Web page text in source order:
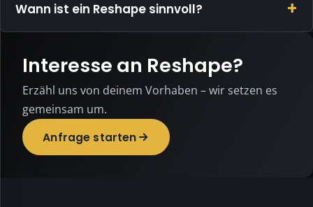
Wann ist ein Reshape sinnvoll?
Interesse an Reshape?
Erzähl uns von deinem Vorhaben – wir setzen es
gemeinsam um.
Anfrage starten
bewusst
datensparsam
nutzt
keine
Tracking-,